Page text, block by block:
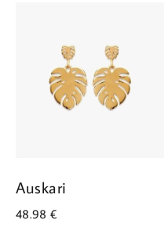
Auskari
48.98 €